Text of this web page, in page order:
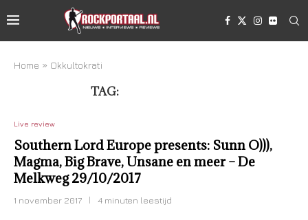
Home » Okkultokrati
TAG:
Live review
Southern Lord Europe presents: Sunn O))),
Magma, Big Brave, Unsane en meer – De
Melkweg 29/10/2017
1 november 2017 4 minuten leestijd